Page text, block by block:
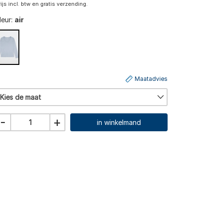
incl. btw en gratis verzending.
air
Kies de maat
Maatadvies
- + in winkelmand